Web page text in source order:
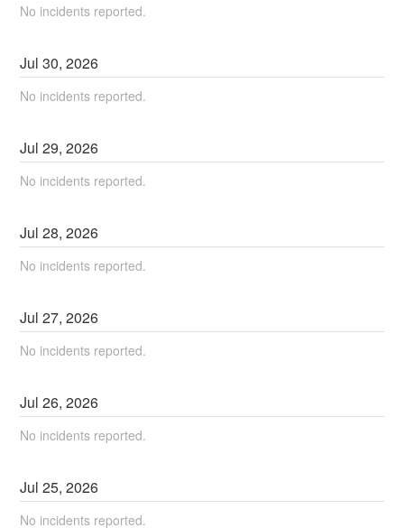
No incidents reported.
Jul30,2026
No incidents reported.
Jul29,2026
No incidents reported.
Jul28,2026
No incidents reported.
Jul27,2026
No incidents reported.
Jul26,2026
No incidents reported.
Jul25,2026
No incidents reported.